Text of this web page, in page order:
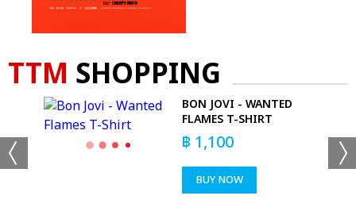
TTM SHOPPING
BON JOVI - WANTED
FLAMES T-SHIRT
฿ 1,100
BUY NOW